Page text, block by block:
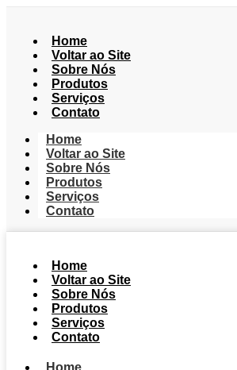
Home
Voltar ao Site
Sobre Nós
Produtos
Serviços
Contato
Home
Voltar ao Site
Sobre Nós
Produtos
Serviços
Contato
Home
Voltar ao Site
Sobre Nós
Produtos
Serviços
Contato
Home